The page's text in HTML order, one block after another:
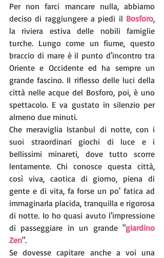
Per non farci mancare nulla, abbiamo
deciso di raggiungere a piedi il Bosforo,
la riviera estiva delle nobili famiglie
turche. Lungo come un fiume, questo
braccio di mare è il punto d'incontro tra
Oriente e Occidente ed ha sempre un
grande fascino. Il riflesso delle luci della
città nelle acque del Bosforo, poi, è uno
spettacolo. E va gustato in silenzio per
almeno due minuti.
Che meraviglia Istanbul di notte, con i
suoi straordinari giochi di luce e i
bellissimi minareti, dove tutto scorre
lentamente. Chi conosce questa città,
così viva, caotica di giorno, piena di
gente e di vita, fa forse un po' fatica ad
immaginarla placida, tranquilla e rigorosa
di notte. Io ho quasi avuto l'impressione
di passeggiare in un grande "giardino
Zen".
Se dovesse capitare anche a voi una